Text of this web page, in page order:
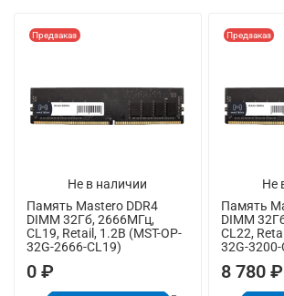
Не в наличии
Предзаказ
Память Mastero DDR4
DIMM 32Гб, 2666МГц,
CL19, Retail, 1.2В (MST-OP-
32G-2666-СL19)
0 ₽
Не
Предзаказ
Память
DIMM
CL22,
32G-
8 780 ₽